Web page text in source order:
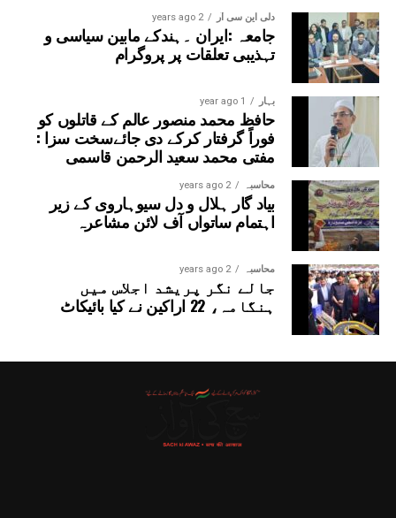
دلی این سی آر 2 years ago
جامعہ :ایران ۔ہندکے مابین سیاسی و
تہذیبی تعلقات پر پروگرام
بہار 1 year ago
حافظ محمد منصور عالم کے قاتلوں کو
فوراً گرفتار کرکے دی جائےسخت سزا :
مفتی محمد سعید الرحمن قاسمی
محاسبہ 2 years ago
بیاد گار ہلال و دل سیوہاروی کے زیر
اہتمام ساتواں آف لائن مشاعرہ
محاسبہ 2 years ago
جالے نگر پریشد اجلاس میں
ہنگامہ، 22 اراکین نے کیا بائیکاٹ